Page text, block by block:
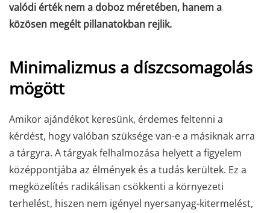
valódi érték nem a doboz méretében, hanem a
közösen megélt pillanatokban rejlik.
Minimalizmus a díszcsomagolás
mögött
Amikor ajándékot keresünk, érdemes feltenni a
kérdést, hogy valóban szüksége van-e a másiknak arra
a tárgyra. A tárgyak felhalmozása helyett a figyelem
középpontjába az élmények és a tudás kerültek. Ez a
megközelítés radikálisan csökkenti a környezeti
terhelést, hiszen nem igényel nyersanyag-kitermelést,